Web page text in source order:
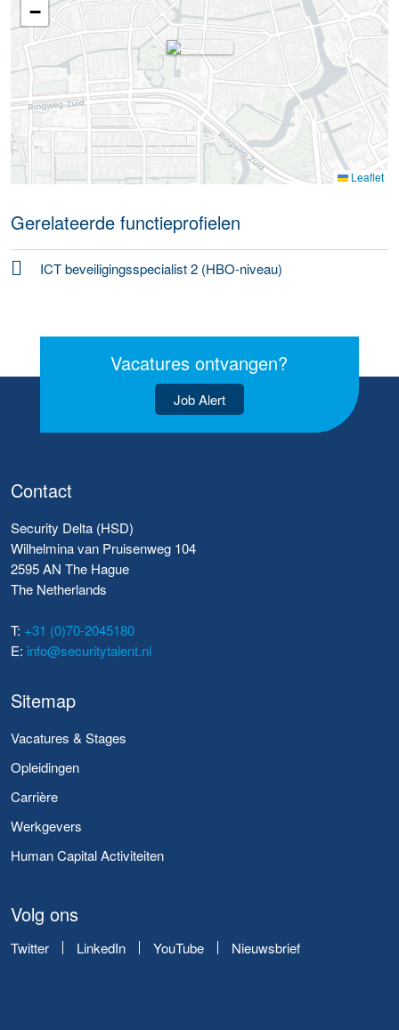
−
Leaflet
Gerelateerde functieprofielen
ICT beveiligingsspecialist 2 (HBO-niveau)
Vacatures ontvangen?
Job Alert
Contact
Security Delta (HSD)
Wilhelmina van Pruisenweg 104
2595 AN The Hague
The Netherlands
T: +31 (0)70-2045180
E: info@securitytalent.nl
Sitemap
Vacatures & Stages
Opleidingen
Carrière
Werkgevers
Human Capital Activiteiten
Volg ons
Twitter LinkedIn YouTube Nieuwsbrief